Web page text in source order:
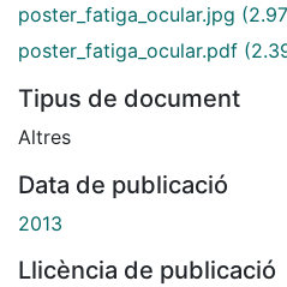
poster_fatiga_ocular.jpg
poster_fatiga_ocular.pdf
Tipus de document
Altres
Data de publicació
2013
Llicència de publicació